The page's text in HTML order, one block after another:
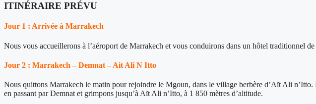
ITINÉRAIRE PRÉVU
Jour 1 : Arrivée à Marrakech
Nous vous accueillerons à l’aéroport de Marrakech et vous conduirons dans un hôtel traditionnel
Jour 2 : Marrakech – Demnat – Ait Ali N Itto
Nous quittons Marrakech le matin pour rejoindre le Mgoun, dans le village berbère d’Aït Ali
en passant par Demnat et grimpons jusqu’à Aït Ali n’Itto, à 1 850 mètres d’altitude.